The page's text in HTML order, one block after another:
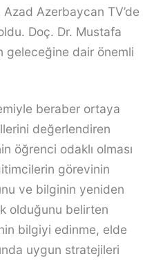
Azerbaycan TV’de
Doç. Dr. Mustafa
geleceğine dair önemli
beraber ortaya
değerlendiren
öğrenci odaklı olması
görevinin
ve bilginin yeniden
olduğunu belirten
bilgiyi edinme, elde
uygun stratejileri